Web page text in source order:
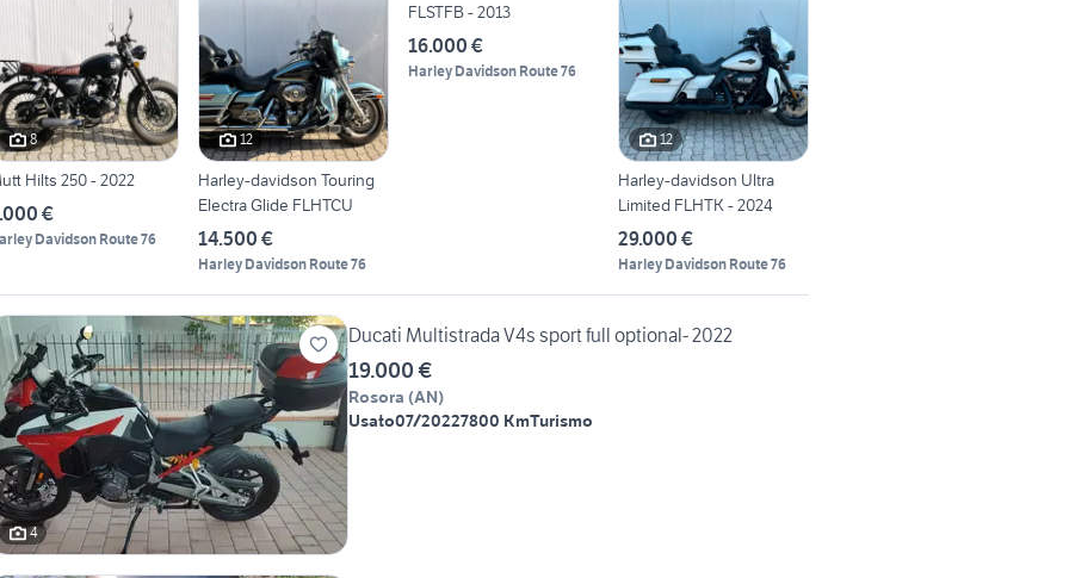
8
Hilts 250 - 2022
€
Davidson Route 76
12
Harley-davidson Touring
Electra Glide FLHTCU
14.500 €
Harley Davidson Route 76
FLSTFB - 2013
16.000 €
Harley Davidson Route 76
12
Harley-davidson Ultra
Limited FLHTK - 2024
29.000 €
Harley Davidson Route 76
4
Ducati Multistrada V4s sport full optional- 2022
19.000 €
Rosora (AN)
Usato07/20227800 KmTurismo